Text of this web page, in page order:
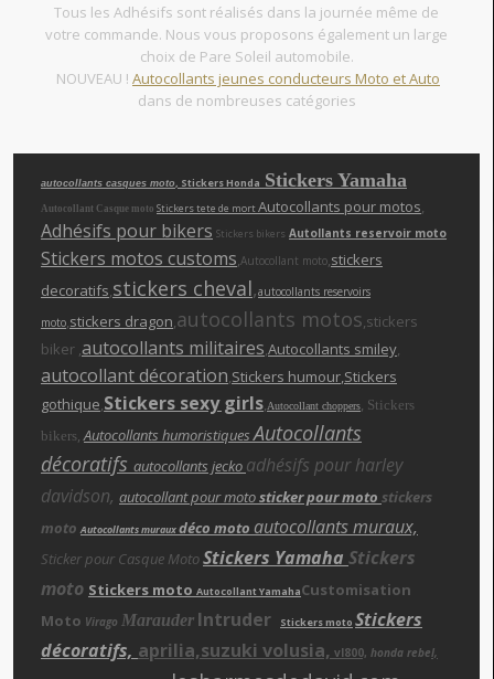
Tous les Adhésifs sont réalisés dans la journée même de
votre commande. Nous vous proposons également un large
choix de Pare Soleil automobile.
NOUVEAU ! Autocollants jeunes conducteurs Moto et Auto
dans de nombreuses catégories
autocollants casques moto , Stickers Honda Stickers Yamaha
Autocollant Casque moto Stickers tete de mortAutocollants pour motos
Adhésifs pour bikers Stickers bikers Autollants reservoir moto
Stickers motos customs Autocollant moto stickers
decoratifs stickers cheval,autocollants reservoirs
moto stickers dragon autocollants motos ,stickers
biker , autocollants militaires Autocollants smiley
autocollant décoration Stickers humour ,Stickers
gothique Stickers sexy girls Autocollant choppers
Stickers
bikers Autocollants humoristiquesAutocollants
décoratifs autocollants jecko adhésifs pour harley
davidson, autocollant pour motosticker pour moto stickers
moto Autocollants murauxdéco moto autocollants muraux,
Sticker pour Casque MotoStickers Yamaha Stickers
moto Stickers moto Autocollant YamahaCustomisation
Moto Virago Marauder Intruder Stickers moto Stickers
décoratifs, aprilia,suzuki volusia, vl800, honda rebel,